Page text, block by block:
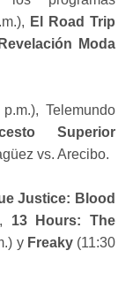
El Road Trip
Revelación Moda
Telemundo
Superior
vs. Arecibo.
Justice: Blood
13 Hours: The
y Freaky(11:30